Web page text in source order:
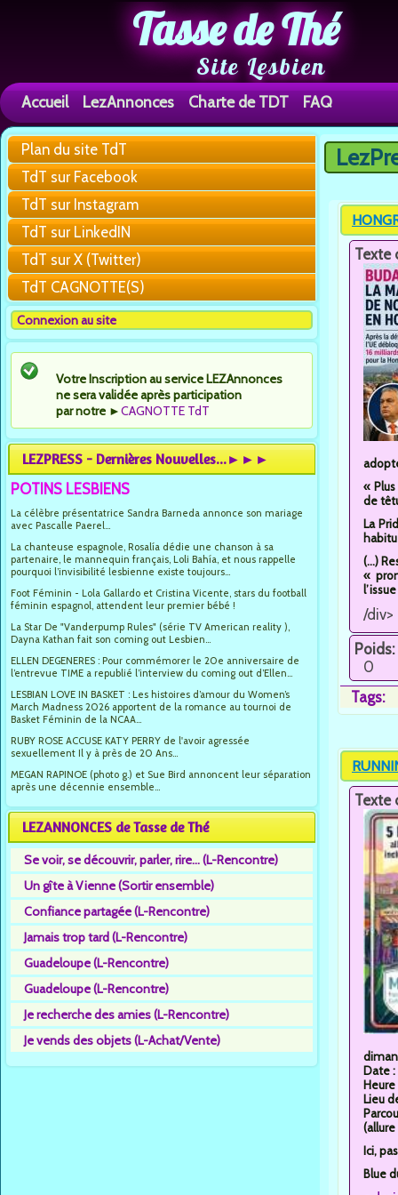
Tasse de Thé
Site Lesbien
Accueil LezAnnonces Charte de TDT FAQ
Plan du site TdT
TdT sur Facebook
TdT sur Instagram
TdT sur LinkedIN
TdT sur X (Twitter)
TdT CAGNOTTE(S)
Connexion au site
Votre Inscription au service LEZAnnonces
ne sera validée après participation
par notre ►CAGNOTTE TdT
LEZPRESS - Dernières Nouvelles...►►►
POTINS LESBIENS
La célèbre présentatrice Sandra Barneda annonce son mariage
avec Pascalle Paerel...
La chanteuse espagnole, Rosalía dédie une chanson à sa
partenaire, le mannequin français, Loli Bahía, et nous rappelle
pourquoi l’invisibilité lesbienne existe toujours...
Foot Féminin - Lola Gallardo et Cristina Vicente, stars du football
féminin espagnol, attendent leur premier bébé !
La Star De "Vanderpump Rules" (série TV American reality ),
Dayna Kathan fait son coming out Lesbien...
ELLEN DEGENERES : Pour commémorer le 20e anniversaire de
l’entrevue TIME a republié l’interview du coming out d’Ellen...
LESBIAN LOVE IN BASKET : Les histoires d’amour du Women’s
March Madness 2026 apportent de la romance au tournoi de
Basket Féminin de la NCAA...
RUBY ROSE ACCUSE KATY PERRY de l'avoir agressée
sexuellement Il y à près de 20 Ans...
MEGAN RAPINOE (photo g.) et Sue Bird annoncent leur séparation
après une décennie ensemble...
LEZANNONCES de Tasse de Thé
Se voir, se découvrir, parler, rire... (L-Rencontre)
Un gîte à Vienne (Sortir ensemble)
Confiance partagée (L-Rencontre)
Jamais trop tard (L-Rencontre)
Guadeloupe (L-Rencontre)
Guadeloupe (L-Rencontre)
Je recherche des amies (L-Rencontre)
Je vends des objets (L-Achat/Vente)
Vous
Texte
«
de
La
(...)
«
/div>
Poids:
0
Tags:
Texte
Date :
Heure
Lieu
Ici,
Blue